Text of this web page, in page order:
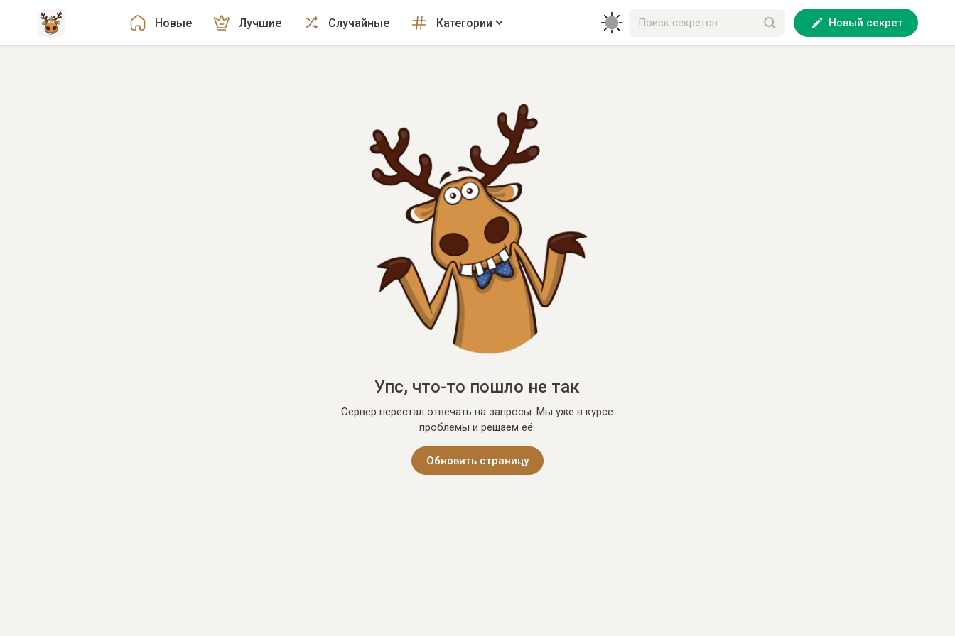
Новые Лучшие Случайные Категории Новый секрет
Упс, что-то пошло не так
Сервер перестал отвечать на запросы. Мы уже в курсе
проблемы и решаем её.
Обновить страницу